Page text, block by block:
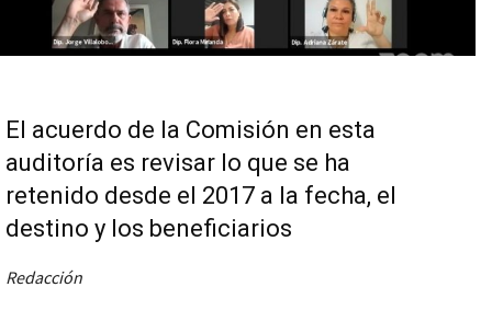
El acuerdo de la Comisión en esta
auditoría es revisar lo que se ha
retenido desde el 2017 a la fecha, el
destino y los beneficiarios
Redacción